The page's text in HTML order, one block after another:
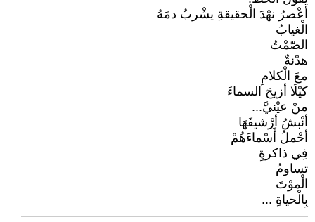
أعْصرُ نهْدَ الْحقيقةِ يشْربُ دمَهُ
الْغيابُ
الصّمْتُ
هدْنةٌ
معَ الْكلامِ
كيْلَا أزيحَ السماءَ
منْ عيْنيَّ...
أنْبشُ أرْشيفَهَا
أحْملُ أَسْماءَهُمْ
فِي ذاكرةٍ
تساومُ
الْموْتَ
بِالْحياةِ ...